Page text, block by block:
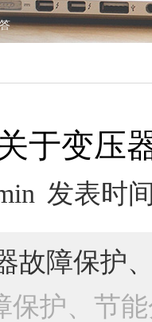
于变压
发表时
障保护、
保护、节